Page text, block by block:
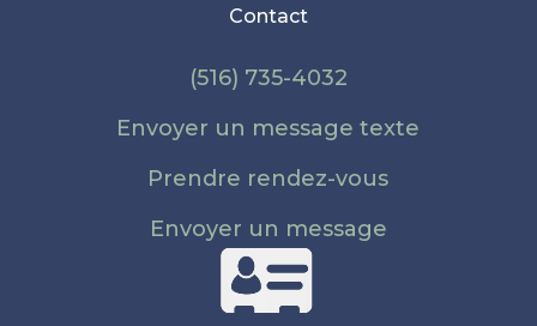
Contact
(516) 735-4032
Envoyer un message texte
Prendre rendez-vous
Envoyer un message